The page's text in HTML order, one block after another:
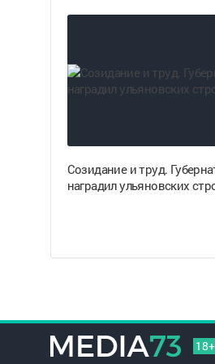
Созидание и труд.
наградил ульяновских
18+